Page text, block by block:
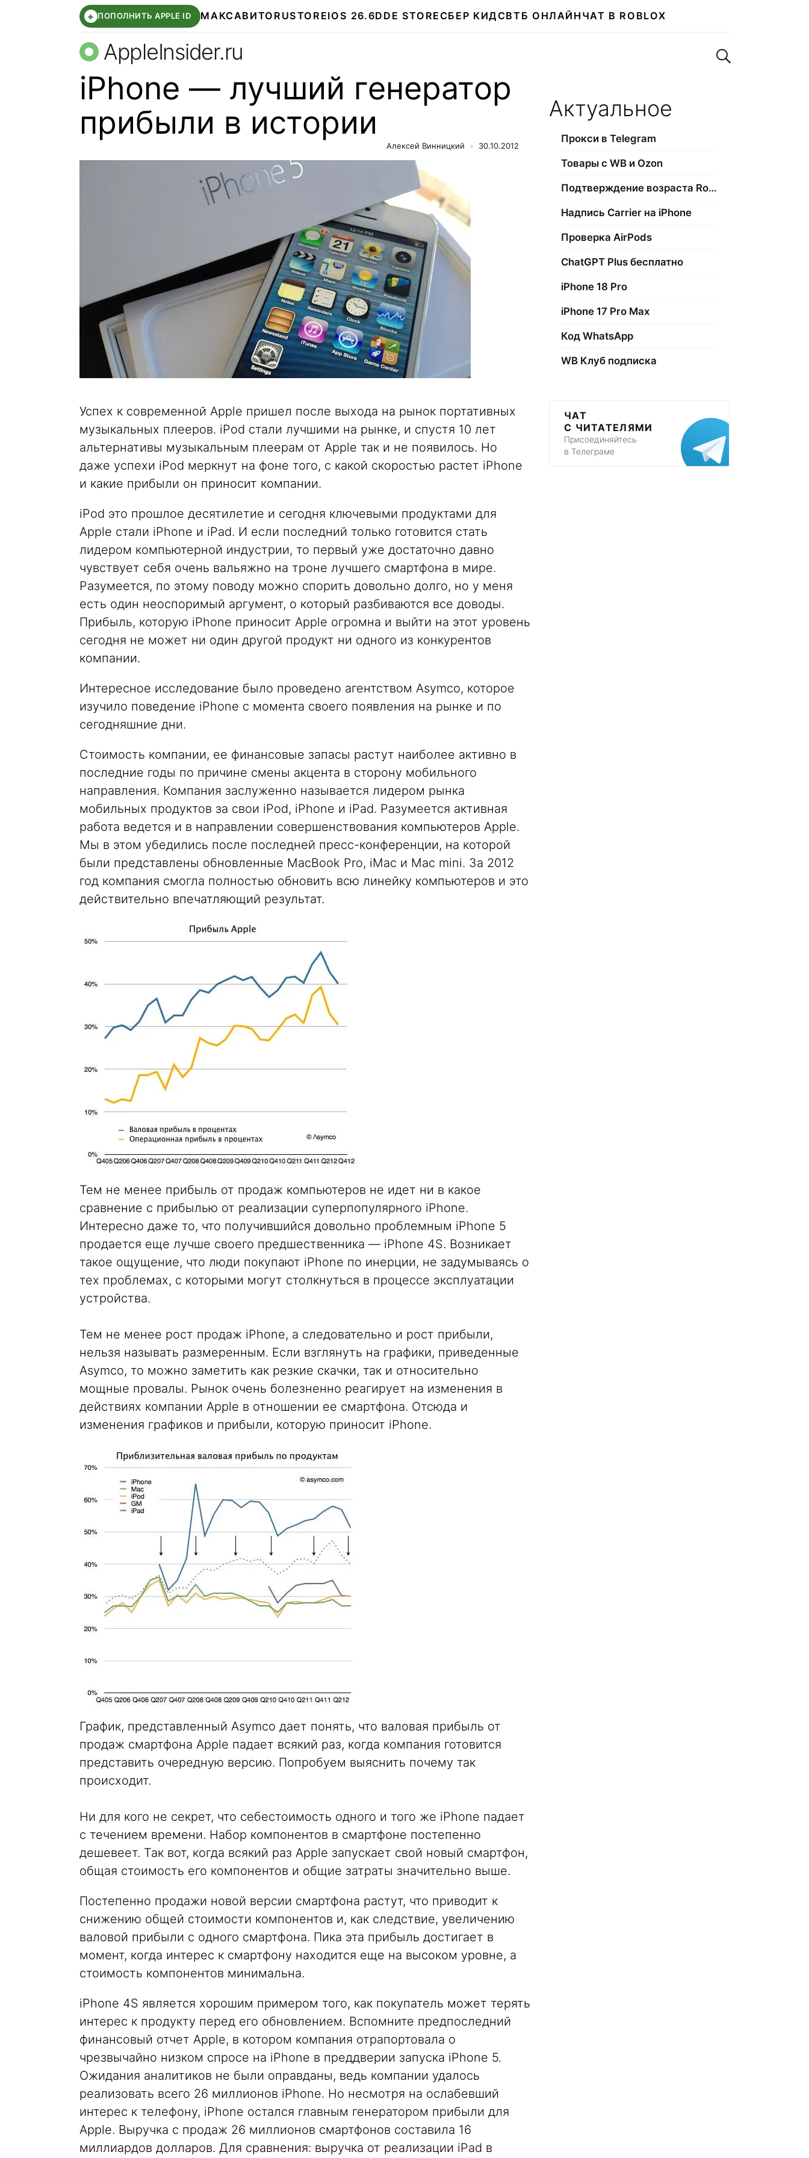
+ ПОПОЛНИТЬ APPLE ID МАКСАВИТО RUSTOREIOS 26.6DDE STORE СБЕР КИДСВТБ ОНЛАЙН ЧАТ В ROBLOX
AppleInsider.ru Поиск по сайту
iPhone — лучший генератор
прибыли в истории
Алексей Винницкий 30.10.2012
Успех к современной Apple пришел после выхода на рынок портативных
музыкальных плееров. iPod стали лучшими на рынке, и спустя 10 лет
альтернативы музыкальным плеерам от Apple так и не появилось. Но
даже успехи iPod меркнут на фоне того, с какой скоростью растет iPhone
и какие прибыли он приносит компании.
iPod это прошлое десятилетие и сегодня ключевыми продуктами для
Apple стали iPhone и iPad. И если последний только готовится стать
лидером компьютерной индустрии, то первый уже достаточно давно
чувствует себя очень вальяжно на троне лучшего смартфона в мире.
Разумеется, по этому поводу можно спорить довольно долго, но у меня
есть один неоспоримый аргумент, о который разбиваются все доводы.
Прибыль, которую iPhone приносит Apple огромна и выйти на этот уровень
сегодня не может ни один другой продукт ни одного из конкурентов
компании.
Интересное исследование было проведено агентством Asymco, которое
изучило поведение iPhone с момента своего появления на рынке и по
сегодняшние дни.
Стоимость компании, ее финансовые запасы растут наиболее активно в
последние годы по причине смены акцента в сторону мобильного
направления. Компания заслуженно называется лидером рынка
мобильных продуктов за свои iPod, iPhone и iPad. Разумеется активная
работа ведется и в направлении совершенствования компьютеров Apple.
Мы в этом убедились после последней пресс-конференции, на которой
были представлены обновленные MacBook Pro, iMac и Mac mini. За 2012
год компания смогла полностью обновить всю линейку компьютеров и это
действительно впечатляющий результат.
Тем не менее прибыль от продаж компьютеров не идет ни в какое
сравнение с прибылью от реализации суперпопулярного iPhone.
Интересно даже то, что получившийся довольно проблемным iPhone 5
продается еще лучше своего предшественника — iPhone 4S. Возникает
такое ощущение, что люди покупают iPhone по инерции, не задумываясь о
тех проблемах, с которыми могут столкнуться в процессе эксплуатации
устройства.
Тем не менее рост продаж iPhone, а следовательно и рост прибыли,
нельзя называть размеренным. Если взглянуть на графики, приведенные
Asymco, то можно заметить как резкие скачки, так и относительно
мощные провалы. Рынок очень болезненно реагирует на изменения в
действиях компании Apple в отношении ее смартфона. Отсюда и
изменения графиков и прибыли, которую приносит iPhone.
График, представленный Asymco дает понять, что валовая прибыль от
продаж смартфона Apple падает всякий раз, когда компания готовится
представить очередную версию. Попробуем выяснить почему так
происходит.
Ни для кого не секрет, что себестоимость одного и того же iPhone падает
с течением времени. Набор компонентов в смартфоне постепенно
дешевеет. Так вот, когда всякий раз Apple запускает свой новый смартфон,
общая стоимость его компонентов и общие затраты значительно выше.
Постепенно продажи новой версии смартфона растут, что приводит к
снижению общей стоимости компонентов и, как следствие, увеличению
валовой прибыли с одного смартфона. Пика эта прибыль достигает в
момент, когда интерес к смартфону находится еще на высоком уровне, а
стоимость компонентов минимальна.
iPhone 4S является хорошим примером того, как покупатель может терять
интерес к продукту перед его обновлением. Вспомните предпоследний
финансовый отчет Apple, в котором компания отрапортовала о
чрезвычайно низком спросе на iPhone в преддверии запуска iPhone 5.
Ожидания аналитиков не были оправданы, ведь компании удалось
реализовать всего 26 миллионов iPhone. Но несмотря на ослабевший
интерес к телефону, iPhone остался главным генератором прибыли для
Apple. Выручка с продаж 26 миллионов смартфонов составила 16
миллиардов долларов. Для сравнения: выручка от реализации iPad в
Актуальное
Прокси в Telegram
Товары с WB и Ozon
Подтверждение возраста Roblox
Надпись Carrier на iPhone
Проверка AirPods
ChatGPT Plus бесплатно
iPhone 18 Pro
iPhone 17 Pro Max
Код WhatsApp
WB Клуб подписка
ЧАТ
С ЧИТАТЕЛЯМИ
Присоединяйтесь
в Телеграме